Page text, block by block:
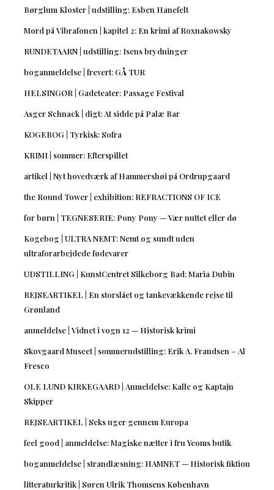
Børglum Kloster | udstilling: Esben Hanefelt
Mord på Vibrafonen | kapitel 2: En krimi af Roxnakowsky
RUNDETAARN | udstilling: Isens brydninger
boganmeldelse | frevert: GÅ TUR
HELSINGØR | Gadeteater: Passage Festival
Asger Schnack | digt: At sidde på Palæ Bar
KOGEBOG | Tyrkisk: Sofra
KRIMI | sommer: Efterspillet
artikel | Nyt hovedværk af Hammershøi på Ordrupgaard
the Round Tower | exhibition: REFRACTIONS OF ICE
for børn | TEGNESERIE: Pony Pony — Vær nuttet eller dø
Kogebog | ULTRA NEMT: Nemt og sundt uden
ultraforarbejdede fødevarer
UDSTILLING | KunstCentret Silkeborg Bad: Maria Dubin
REJSEARTIKEL | En storslået og tankevækkende rejse til
Grønland
anmeldelse | Vidnet i vogn 12 — Historisk krimi
Skovgaard Museet | sommerudstilling: Erik A. Frandsen – Al
Fresco
OLE LUND KIRKEGAARD | Anmeldelse: Kalle og Kaptajn
Skipper
REJSEARTIKEL | Seks uger gennem Europa
feel good | anmeldelse: Magiske nætter i fru Yeoms butik
boganmeldelse | strandlæsning: HAMNET — Historisk fiktion
litteraturkritik | Søren Ulrik Thomsens København